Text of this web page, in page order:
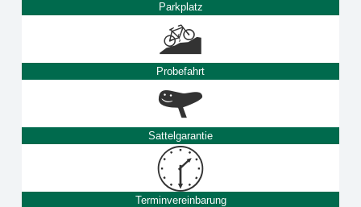
Parkplatz
Probefahrt
Sattelgarantie
Terminvereinbarung